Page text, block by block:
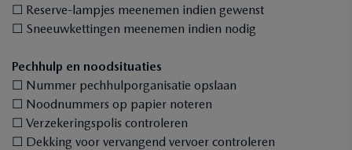
☐ Reserve-lampjes meenemen indien gewenst
☐ Sneeuwkettingen meenemen indien nodig
Pechhulp en noodsituaties
☐ Nummer pechhulporganisatie opslaan
☐ Noodnummers op papier noteren
☐ Verzekeringspolis controleren
☐ Dekking voor vervangend vervoer controleren